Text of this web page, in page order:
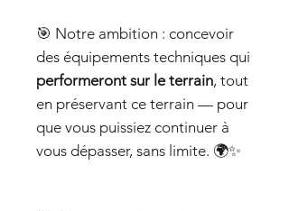
🎯 Notre ambition : concevoir
des équipements techniques qui
performeront sur le terrain, tout
en préservant ce terrain — pour
que vous puissiez continuer à
vous dépasser, sans limite. 🌍✨